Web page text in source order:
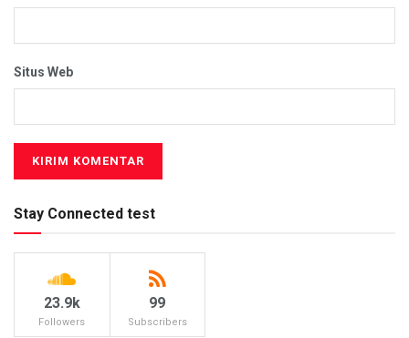
Situs Web
Stay Connected test
23.9k
Followers
99
Subscribers